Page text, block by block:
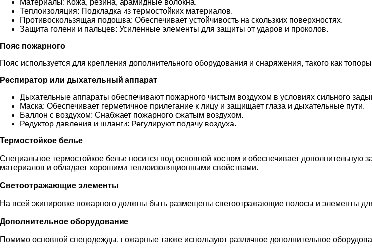
Материалы: Кожа, резина, арамидные волокна.
Теплоизоляция: Подкладка из термостойких материалов.
Противоскользящая подошва: Обеспечивает устойчивость на скользких поверхностях.
Защита голени и пальцев: Усиленные элементы для защиты от ударов и проколов.
Пояс пожарного
Пояс используется для крепления дополнительного оборудования и снаряжения, такого как
Респиратор или дыхательный аппарат
Дыхательные аппараты обеспечивают пожарного чистым воздухом в условиях сильного
Маска: Обеспечивает герметичное прилегание к лицу и защищает глаза и дыхательные пути.
Баллон с воздухом: Снабжает пожарного сжатым воздухом.
Редуктор давления и шланги: Регулируют подачу воздуха.
Термостойкое белье
Специальное термостойкое белье носится под основной костюм и обеспечивает дополнительную
материалов и обладает хорошими теплоизоляционными свойствами.
Светоотражающие элементы
На всей экипировке пожарного должны быть размещены светоотражающие полосы и элементы
Дополнительное оборудование
Помимо основной спецодежды, пожарные также используют различное дополнительное